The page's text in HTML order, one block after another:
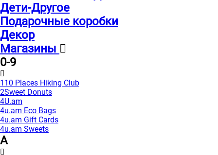
Дети-Другое
Подарочные коробки
Декор
Магазины
0-9
110 Places Hiking Club
2Sweet Donuts
4U.am
4u.am Eco Bags
4u.am Gift Cards
4u.am Sweets
A